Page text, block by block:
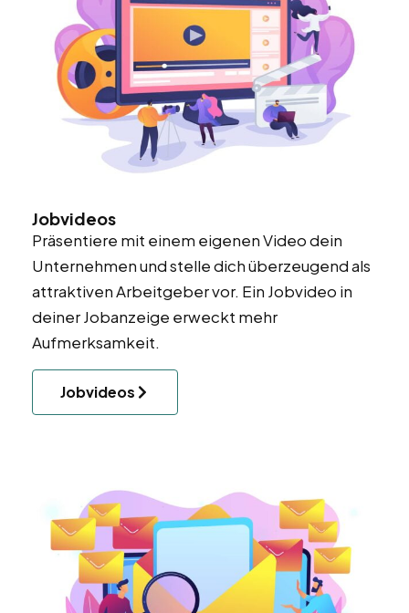
Jobvideos
Präsentiere mit einem eigenen Video dein
Unternehmen und stelle dich überzeugend als
attraktiven Arbeitgeber vor. Ein Jobvideo in
deiner Jobanzeige erweckt mehr
Aufmerksamkeit.
Jobvideos